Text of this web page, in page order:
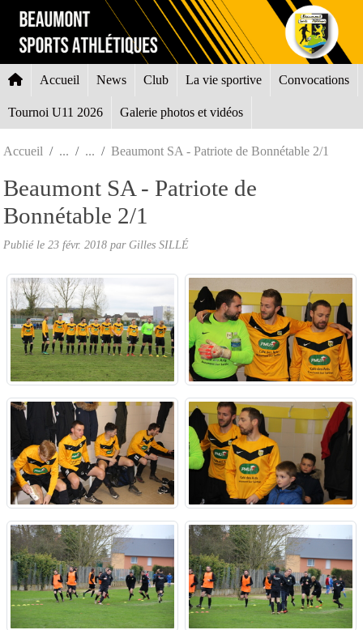
Accueil News Club La vie sportive Convocations
Tournoi U11 2026 Galerie photos et vidéos
Accueil Beaumont SA - Patriote de Bonnétable 2/1
Beaumont SA - Patriote de
Bonnétable 2/1
Publié le 23 févr. 2018 par Gilles SILLÉ
Panneau de gestion des cookies